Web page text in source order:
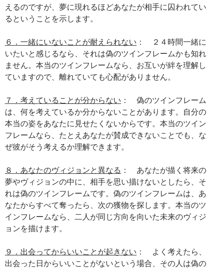
えるのですが、夢に現れるほどあなたが相手に囚われてい
るということを示します。
６．一緒にいないことが耐えられない ： ２４時間一緒に
いたいと感じるなら、それは偽のツインフレームかも知れ
ません。本当のツインフレームなら、お互いが絆を理解し
ていますので、離れていても心配がありません。
７．考えていることが分からない ： 偽のツインフレーム
は、何を考えているか分からないことがあります。自分の
本当の姿をあなたに見せたくないからです。本当のツイン
フレームなら、たとえあなたが賛成できないことでも、な
ぜ彼がそう考えるか理解できます。
８．あなたのヴィジョンと異なる ： あなたが描く将来の
夢やヴィジョンの中に、相手を思い描けないとしたら、そ
れは偽のツインフレームです。偽のツインフレームは、あ
なたからすべて奪ったら、次の獲物を探します。本当のツ
インフレームなら、二人が同じ方向を向いた未来のヴィジ
ョンを描けます。
９．出会ってからいいことが起きない ： よく考えたら、
出会った日からいいことがないという場合、その人は偽の